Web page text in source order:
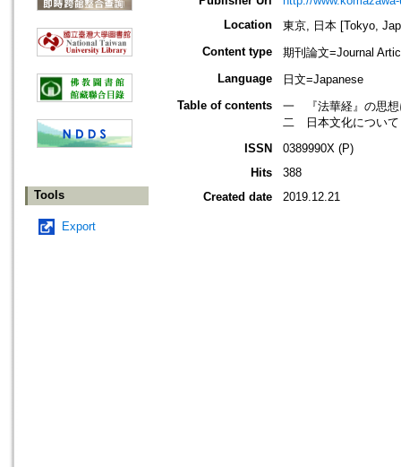
Tools
Export
Location
東京, 日本 [Tokyo,
Content type
期刊論文=Journal
Language
日文=Japanese
Table of contents
一 『法華経』の思想
二 日本文化について
ISSN
0389990X (P)
Hits
388
Created date
2019.12.21